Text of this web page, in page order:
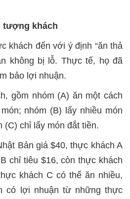
tượng khách
khách đến với ý định “ăn thả
không bị lỗ. Thực tế, họ đã
bảo lợi nhuận.
gồm nhóm (A) ăn một cách
nhóm (B) lấy nhiều món
(C) chỉ lấy món đắt tiền.
Bản giá $40, thực khách A
chỉ tiêu $16, còn thực khách
khách C có thể ăn nhiều,
có lợi nhuận từ những thực